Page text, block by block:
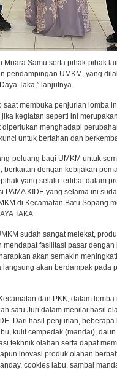
Muara Samu serta pihak-pihak
pendampingan UMKM, yang
Taka,” lanjutnya.
saat membuka penjurian lomba
kegiatan seperti ini
menghadapi
untuk bertahan dan
peluang bagi UMKM untuk
berkaitan dengan kebijakan
yang selalu terlibat dalam
KIDE yang selama ini
di Kecamatan Batu Sopang
TAKA.
sudah sangat melekat,
fasilitasi pasar
akan semakin
langsung akan berdampak pada
dan PKK, dalam
satu Juri dalam menilai hasil
Dari hasil penjurian,
kulit cempedak (mandai),
tekhnik olahan serta dapat
inovasi produk olahan
cookies labu, sambal